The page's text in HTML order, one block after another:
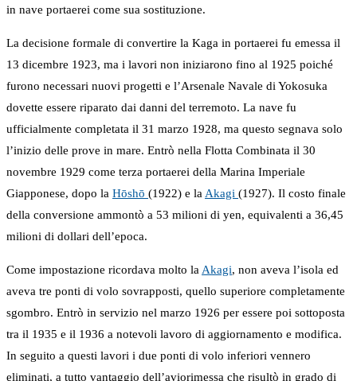
in nave portaerei come sua sostituzione.
La decisione formale di convertire la Kaga in portaerei fu emessa il
13 dicembre 1923, ma i lavori non iniziarono fino al 1925 poiché
furono necessari nuovi progetti e l’Arsenale Navale di Yokosuka
dovette essere riparato dai danni del terremoto. La nave fu
ufficialmente completata il 31 marzo 1928, ma questo segnava solo
l’inizio delle prove in mare. Entrò nella Flotta Combinata il 30
novembre 1929 come terza portaerei della Marina Imperiale
Giapponese, dopo la Hōshō (1922) e laAkagi (1927). Il costo finale
della conversione ammontò a 53 milioni di yen, equivalenti a 36,45
milioni di dollari dell’epoca.
Come impostazione ricordava molto laAkagi, non aveva l’isola ed
aveva tre ponti di volo sovrapposti, quello superiore completamente
sgombro. Entrò in servizio nel marzo 1926 per essere poi sottoposta
tra il 1935 e il 1936 a notevoli lavoro di aggiornamento e modifica.
In seguito a questi lavori i due ponti di volo inferiori vennero
eliminati, a tutto vantaggio dell’aviorimessa che risultò in grado di